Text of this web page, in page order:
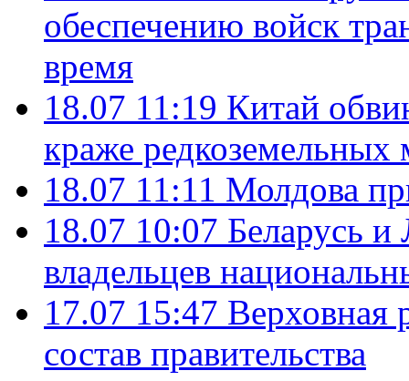
обеспечению войск
время
18.07 11:19 Китай
краже редкоземельных
18.07 11:11 Молдова
18.07 10:07 Беларусь
владельцев
17.07 15:47 Верховная
состав правительства